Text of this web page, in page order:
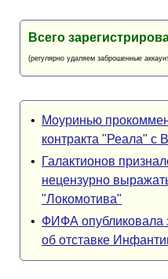
Всего
(регулярно удаляем заброшенные
•
Моуринью
контракта "Реала" с
•
Галактионов
нецензурно
"Локомотива"
• ФИФА опубликовала
об отставке